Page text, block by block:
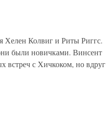
Хелен Колвиг и Риты Риггс.
были новичками. Винсент
встреч с Хичкоком, но вдруг